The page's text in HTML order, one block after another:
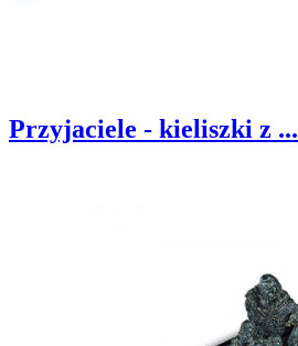
Przyjaciele - kieliszki z ...